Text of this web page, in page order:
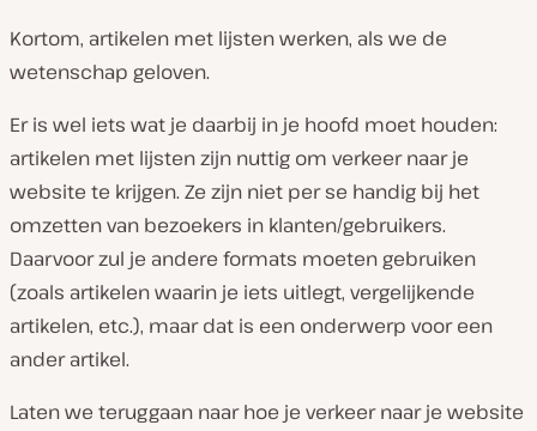
Kortom, artikelen met lijsten werken, als we de
wetenschap geloven.
Er is wel iets wat je daarbij in je hoofd moet houden:
artikelen met lijsten zijn nuttig om verkeer naar je
website te krijgen. Ze zijn niet per se handig bij het
omzetten van bezoekers in klanten/gebruikers.
Daarvoor zul je andere formats moeten gebruiken
(zoals artikelen waarin je iets uitlegt, vergelijkende
artikelen, etc.), maar dat is een onderwerp voor een
ander artikel.
Laten we teruggaan naar hoe je verkeer naar je website